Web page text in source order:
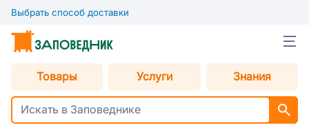
Выбрать способ доставки
Товары Услуги Знания